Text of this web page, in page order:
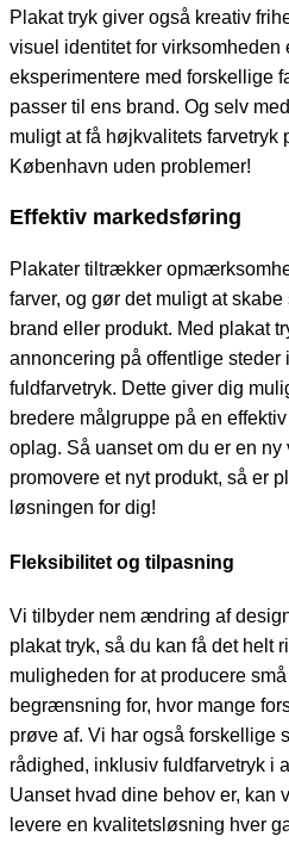
Plakat tryk giver også kreativ
visuel identitet for virksomheden
eksperimentere med forskellige
passer til ens brand. Og selv
muligt at få højkvalitets farvetryk
København uden problemer!
Effektiv markedsføring
Plakater tiltrækker
farver, og gør det muligt at
brand eller produkt. Med plakat
annoncering på offentlige steder
fuldfarvetryk. Dette giver dig
bredere målgruppe på en
oplag. Så uanset om du er en
promovere et nyt produkt, så er
løsningen for dig!
Fleksibilitet og tilpasning
Vi tilbyder nem ændring af
plakat tryk, så du kan få det helt
muligheden for at producere
begrænsning for, hvor mange
prøve af. Vi har også forskellige
rådighed, inklusiv fuldfarvetryk i
Uanset hvad dine behov er, kan
levere en kvalitetsløsning hver